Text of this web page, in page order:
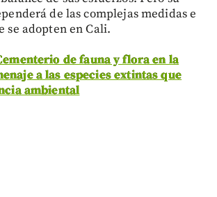
de las complejas medidas e
se adopten en Cali.
de fauna y flora en la
a las especies extintas que
ambiental